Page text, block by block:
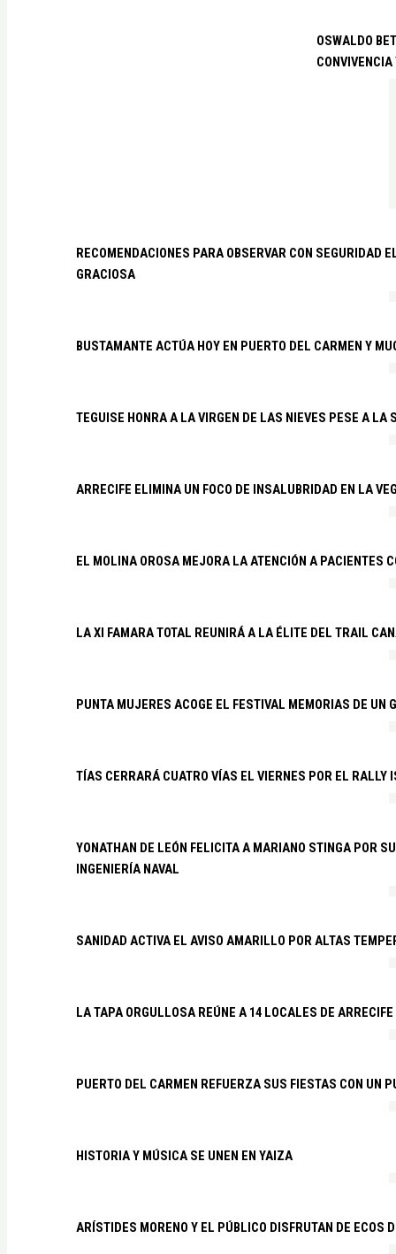
OSWALDO
RECOMENDACIONES PARA OBSERVAR CON SEGURIDAD
GRACIOSA
BUSTAMANTE ACTÚA HOY EN PUERTO DEL CARMEN Y
TEGUISE HONRA A LA VIRGEN DE LAS NIEVES PESE A LA
ARRECIFE ELIMINA UN FOCO DE INSALUBRIDAD EN LA
EL MOLINA OROSA MEJORA LA ATENCIÓN A PACIENTES
LA XI FAMARA TOTAL REUNIRÁ A LA ÉLITE DEL TRAIL
PUNTA MUJERES ACOGE EL FESTIVAL MEMORIAS DE UN
TÍAS CERRARÁ CUATRO VÍAS EL VIERNES POR EL RALLY
YONATHAN DE LEÓN FELICITA A MARIANO STINGA POR
INGENIERÍA NAVAL
SANIDAD ACTIVA EL AVISO AMARILLO POR ALTAS
LA TAPA ORGULLOSA REÚNE A 14 LOCALES DE ARRECIFE
PUERTO DEL CARMEN REFUERZA SUS FIESTAS CON UN
HISTORIA Y MÚSICA SE UNEN EN YAIZA
ARÍSTIDES MORENO Y EL PÚBLICO DISFRUTAN DE ECOS